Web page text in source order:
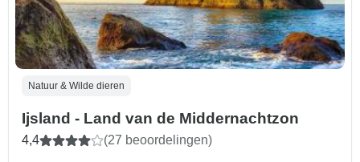
Natuur & Wilde dieren
Ijsland - Land van de Middernachtzon
4,4 (27 beoordelingen)